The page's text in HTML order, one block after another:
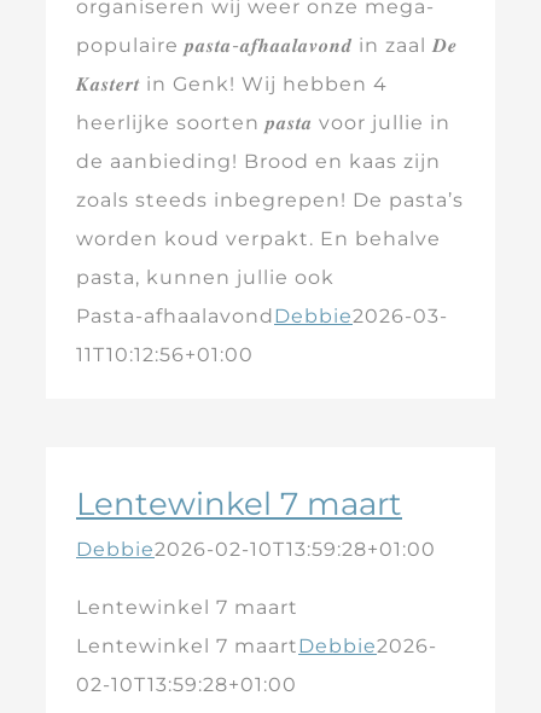
organiseren wij weer onze mega-
populaire 𝒑𝒂𝒔𝒕𝒂-𝒂𝒇𝒉𝒂𝒂𝒍𝒂𝒗𝒐𝒏𝒅 in zaal 𝑫𝒆
𝑲𝒂𝒔𝒕𝒆𝒓𝒕 in Genk! Wij hebben 4
heerlijke soorten 𝒑𝒂𝒔𝒕𝒂 voor jullie in
de aanbieding! Brood en kaas zijn
zoals steeds inbegrepen! De pasta’s
worden koud verpakt. En behalve
pasta, kunnen jullie ook
Pasta-afhaalavondDebbie2026-03-
11T10:12:56+01:00
Lentewinkel 7 maart
Debbie2026-02-10T13:59:28+01:00
Lentewinkel 7 maart
Lentewinkel 7 maartDebbie2026-
02-10T13:59:28+01:00